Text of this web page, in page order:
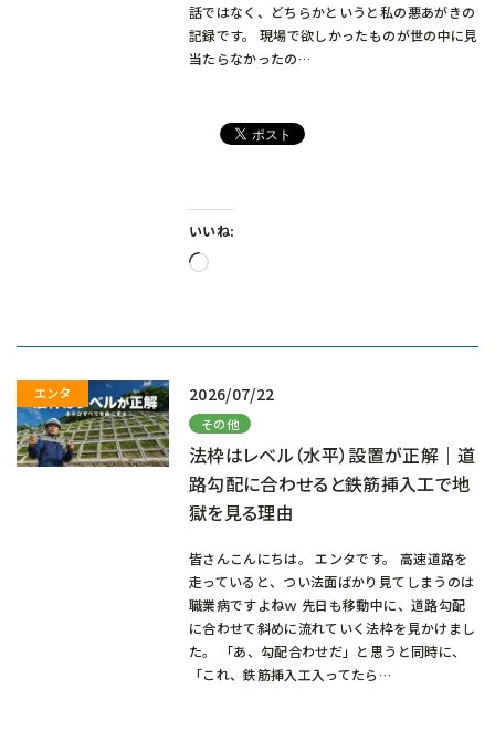
話ではなく、どちらかというと私の悪あがきの
記録です。 現場で欲しかったものが世の中に見
当たらなかったの…
いいね:
読
2026/07/22
その他
法枠はレベル（水平）設置が正解｜道
路勾配に合わせると鉄筋挿入工で地
獄を見る理由
皆さんこんにちは。 エンタです。 高速道路を
走っていると、つい法面ばかり見てしまうのは
職業病ですよねｗ 先日も移動中に、道路勾配
に合わせて斜めに流れていく法枠を見かけまし
た。 「あ、勾配合わせだ」と思うと同時に、
「これ、鉄筋挿入工入ってたら…